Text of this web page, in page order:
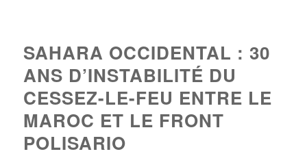
SAHARA OCCIDENTAL : 30
ANS D’INSTABILITÉ DU
CESSEZ-LE-FEU ENTRE LE
MAROC ET LE FRONT
POLISARIO